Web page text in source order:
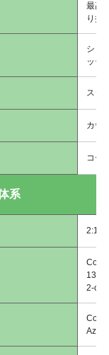
最高
り扱
ショ
ッテ
スタ
カウ
コー
系
2:1お
Code
13
2-of-